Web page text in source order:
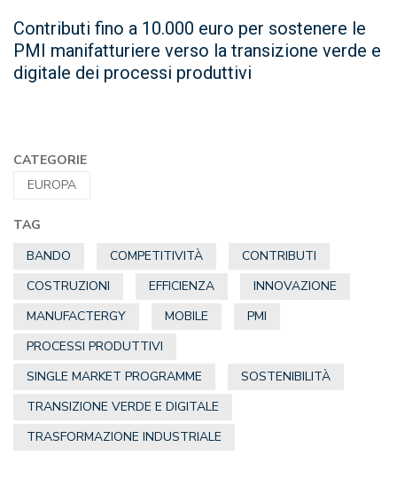
Contributi fino a 10.000 euro per sostenere le
PMI manifatturiere verso la transizione verde e
digitale dei processi produttivi
CATEGORIE
EUROPA
TAG
BANDO
COMPETITIVITÀ
CONTRIBUTI
COSTRUZIONI
EFFICIENZA
INNOVAZIONE
MANUFACTERGY
MOBILE
PMI
PROCESSI PRODUTTIVI
SINGLE MARKET PROGRAMME
SOSTENIBILITÀ
TRANSIZIONE VERDE E DIGITALE
TRASFORMAZIONE INDUSTRIALE